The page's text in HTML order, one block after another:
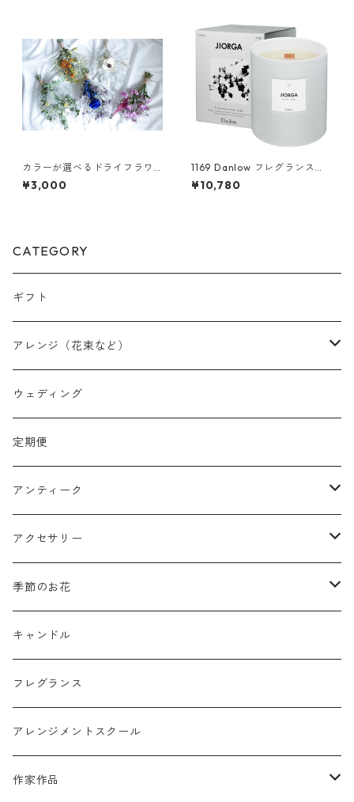
カラーが選べるドライフラワ
ースワッグS
¥3,000
1169 Danlow フレグランスウ
ッドキャンドル -JIOLGA(ジオ
ルガ)-
¥10,780
CATEGORY
ギフト
アレンジ（花束など）
スワッグ
リース
クリスマスリース
フラワーボックス
ミニフレーム
リングピロー
フラワーバスケット
壁掛けアレンジ
球体アレンジ
キャンドル
ウェディング
定期便
アンティーク
花器
オブジェ
雑貨
動物
アクセサリー
アクセサリー
semeno
買付品
季節のお花
ミモザ
スモークツリー
キャンドル
フレグランス
アレンジメントスクール
作家作品